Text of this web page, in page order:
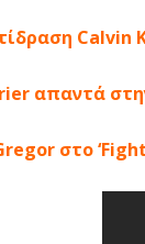
Calvin
απαντά
στο